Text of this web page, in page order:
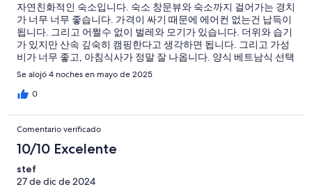
자연친화적인 숙소입니다. 숙소 창문뷰와 숙소까지 걸어가는 경치
가 너무 너무 좋습니다. 가격이 싸기 때문에 에어컨 없는건 납득이
됩니다. 그리고 어쩔수 없이 벌레와 모기가 있습니다. 더위와 습기
가 있지만 산속 깊숙히 캠핑한다고 생각하면 됩니다. 그리고 가성
비가 너무 좋고, 아침식사가 정말 잘 나옵니다. 양식 베트남식 선택
할수 있습니다.
Se alojó 4 noches en mayo de 2025
0
Comentario verificado
10/10 Excelente
stef
27 de dic de 2024